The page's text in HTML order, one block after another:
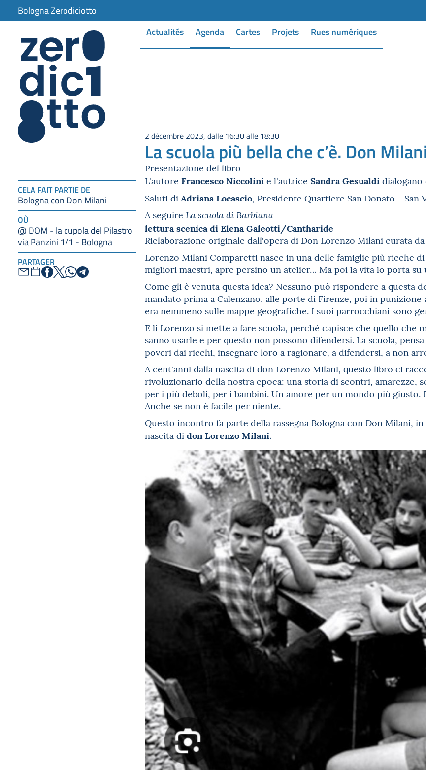
Bologna Zerodiciotto
Actualités
Agenda Cartes Projets Rues numériques
CELA FAIT PARTIE DE
Bologna con Don Milani
OÙ
@ DOM - la cupola del Pilastro
via Panzini 1/1 - Bologna
PARTAGER
2 décembre 2023, dalle 16:30 alle 18:30
La scuola più bella che c’è. Don
Presentazione del libro
L'autore Francesco Niccolini e l'autrice Sandra Gesualdi dialogano
Saluti di Adriana Locascio, Presidente Quartiere San Donato - San
A seguire La scuola di Barbiana
lettura scenica di Elena Galeotti/Cantharide
Rielaborazione originale dall'opera di Don Lorenzo Milani curata da
Lorenzo Milani Comparetti nasce in una delle famiglie più ricche
migliori maestri, apre persino un atelier… Ma poi la vita lo porta
Come gli è venuta questa idea? Nessuno può rispondere a questa
mandato prima a Calenzano, alle porte di Firenze, poi in
era nemmeno sulle mappe geografiche. I suoi parrocchiani sono
E lì Lorenzo si mette a fare scuola, perché capisce che quello che
sanno usarle e per questo non possono difendersi. La scuola,
poveri dai ricchi, insegnare loro a ragionare, a difendersi, a non
A cent'anni dalla nascita di don Lorenzo Milani, questo libro ci
rivoluzionario della nostra epoca: una storia di scontri, amarezze,
per i più deboli, per i bambini. Un amore per un mondo più giusto.
Anche se non è facile per niente.
Questo incontro fa parte della rassegna Bologna con Don Milani,
nascita di don Lorenzo Milani.